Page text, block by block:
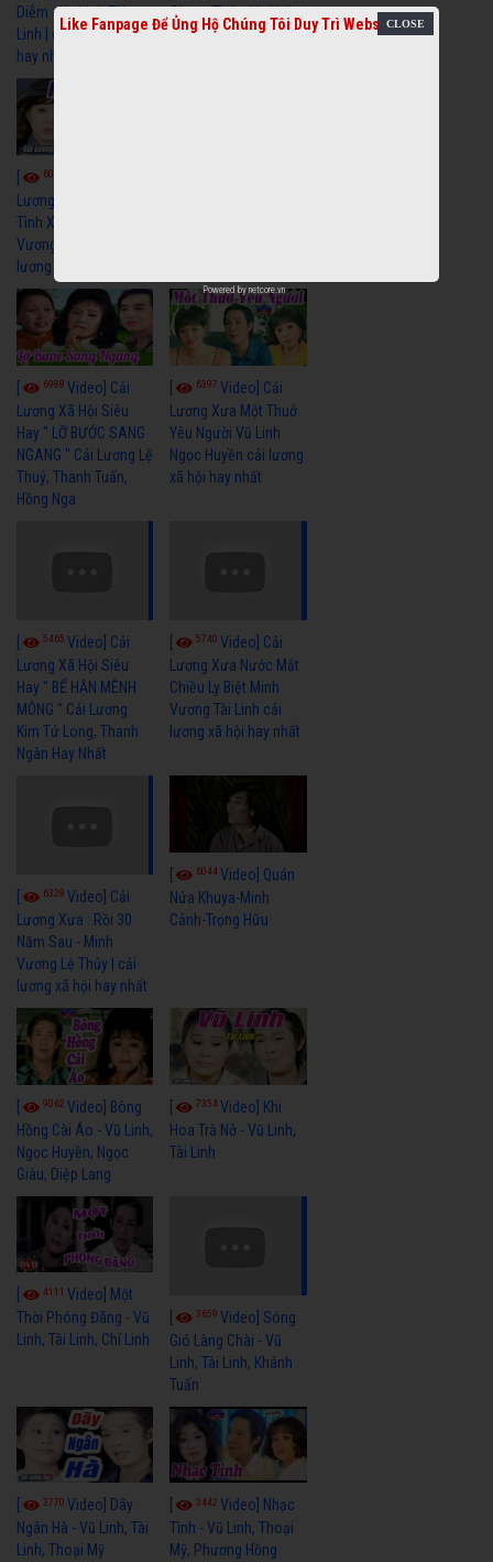
Diễm - Vũ Linh Tài
Linh | cải lương xã hội
hay nhất
Chung Tình - Vũ Linh
Thanh Ngân | cải
6079
Lương Xưa : Nghĩa Cũ
Tình Xưa - Minh
Vương Thoại Mỹ | cải
lương xã hội hay nhất
6988 Video] Cải
Lương Xã Hội Siêu
Hay " LỠ BƯỚC SANG
NGANG " Cải Lương Lệ
Thuỷ, Thanh Tuấn,
Hồng Nga
6397Video] Cải
Lương Xưa Một Thuở
Yêu Người Vũ Linh
Ngọc Huyền cải lương
xã hội hay nhất
5465 Video] Cải
Lương Xã Hội Siêu
Hay " BỂ HẬN MÊNH
MÔNG " Cải Lương
Kim Tử Long, Thanh
Ngân Hay Nhất
5740Video] Cải
Lương Xưa Nước Mắt
Chiều Ly Biệt Minh
Vương Tài Linh cải
lương xã hội hay nhất
6328 Video] Cải
Lương Xưa : Rồi 30
Năm Sau - Minh
Vương Lệ Thủy | cải
lương xã hội hay nhất
[ 6044Video] Quán
Nửa Khuya-Minh
Cảnh-Trọng Hữu
[ 9062 Video] Bông
Hồng Cài Áo - Vũ Linh,
Ngọc Huyền, Ngọc
Giàu, Diệp Lang
[ 7354Video] Khi
Hoa Trà Nở - Vũ Linh,
Tài Linh
4111 Video] Một
Thời Phóng Đãng - Vũ
Linh, Tài Linh, Chí Linh
[ 3659Video] Sóng
Gió Làng Chài - Vũ
Linh, Tài Linh, Khánh
Tuấn
3770 Video] Dãy
Ngân Hà - Vũ Linh, Tài
Linh, Thoại Mỹ
3442Video] Nhạc
Tình - Vũ Linh, Thoại
Mỹ, Phương Hồng
Like Fanpage Để Ủng Hộ Chúng Tôi Duy Trì Website
Powered bynetcore.vn